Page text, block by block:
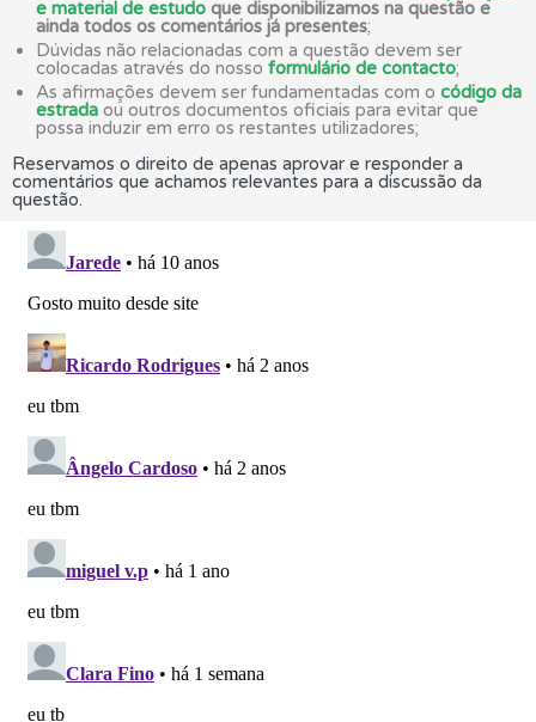
e material de estudo que disponibilizamos na questão e
ainda todos os comentários já presentes;
Dúvidas não relacionadas com a questão devem ser
colocadas através do nosso formulário de contacto;
As afirmações devem ser fundamentadas com o código da
estrada ou outros documentos oficiais para evitar que
possa induzir em erro os restantes utilizadores;
Reservamos o direito de apenas aprovar e responder a
comentários que achamos relevantes para a discussão da
questão.